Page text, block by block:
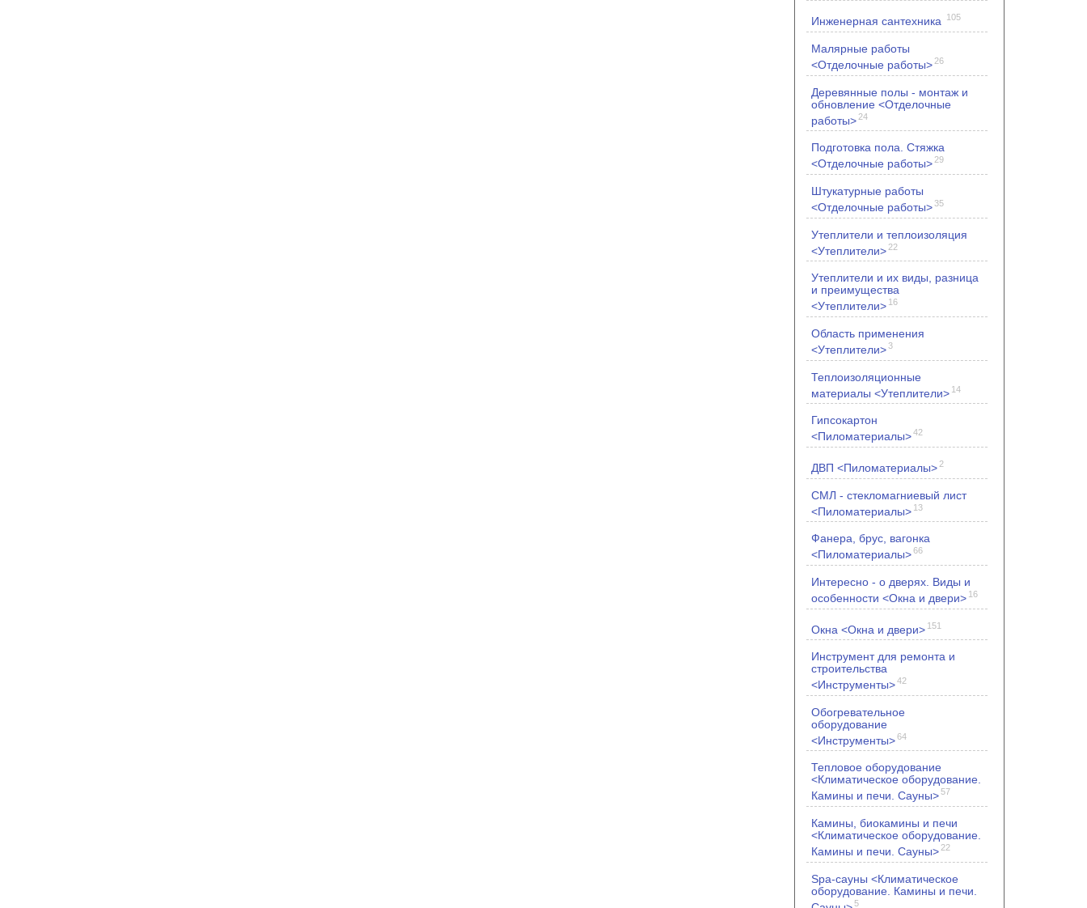
Инженерная сантехника 105
Малярные работы
<Отделочные работы> 26
Деревянные полы - монтаж и
обновление <Отделочные
работы> 24
Подготовка пола. Стяжка
<Отделочные работы> 29
Штукатурные работы
<Отделочные работы>35
Утеплители и теплоизоляция
<Утеплители> 22
Утеплители и их виды, разница
и преимущества
<Утеплители> 16
Область применения
<Утеплители>3
Теплоизоляционные
материалы <Утеплители> 14
Гипсокартон
<Пиломатериалы>42
ДВП <Пиломатериалы> 2
СМЛ - стекломагниевый лист
<Пиломатериалы> 13
Фанера, брус, вагонка
<Пиломатериалы>66
Интересно - о дверях. Виды и
особенности <Окна и двери> 16
Окна <Окна и двери> 151
Инструмент для ремонта и
строительства
<Инструменты>42
Обогревательное
оборудование
<Инструменты>64
Тепловое оборудование
<Климатическое оборудование.
Камины и печи. Сауны>57
Камины, биокамины и печи
<Климатическое оборудование.
Камины и печи. Сауны> 22
Spa-сауны <Климатическое
оборудование. Камины и печи.
5